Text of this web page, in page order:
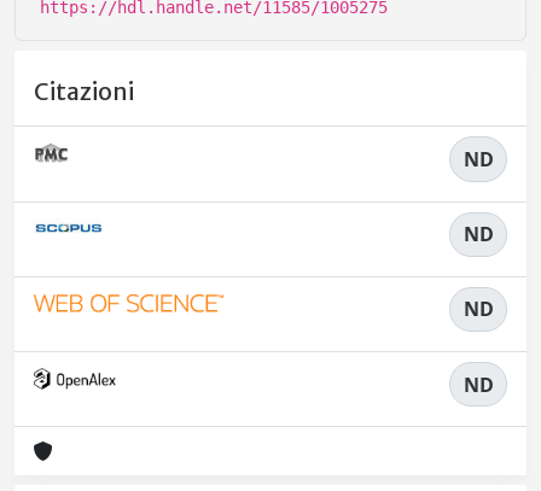
https://hdl.handle.net/11585/1005275
Citazioni
ND
ND
ND
ND